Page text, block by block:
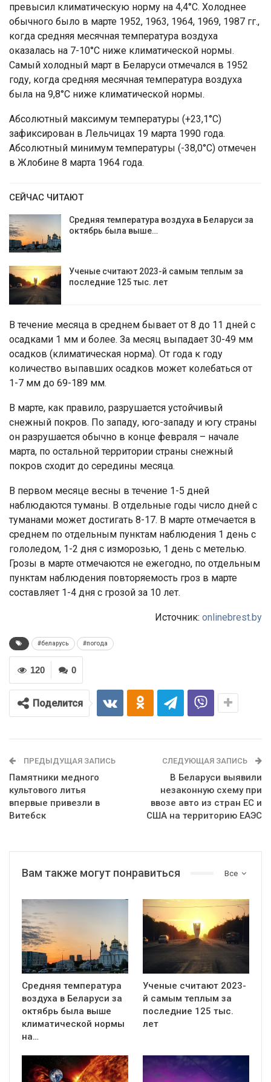
превысил климатическую норму на 4,4°С. Холоднее
обычного было в марте 1952, 1963, 1964, 1969, 1987 гг.,
когда средняя месячная температура воздуха
оказалась на 7-10°С ниже климатической нормы.
Самый холодный март в Беларуси отмечался в 1952
году, когда средняя месячная температура воздуха
была на 9,8°С ниже климатической нормы.
Абсолютный максимум температуры (+23,1°С)
зафиксирован в Лельчицах 19 марта 1990 года.
Абсолютный минимум температуры (-38,0°С) отмечен
в Жлобине 8 марта 1964 года.
СЕЙЧАС ЧИТАЮТ
Средняя температура воздуха в Беларуси за
октябрь была выше…
Ученые считают 2023-й самым теплым за
последние 125 тыс. лет
В течение месяца в среднем бывает от 8 до 11 дней с
осадками 1 мм и более. За месяц выпадает 30-49 мм
осадков (климатическая норма). От года к году
количество выпавших осадков может колебаться от
1-7 мм до 69-189 мм.
В марте, как правило, разрушается устойчивый
снежный покров. По западу, юго-западу и югу страны
он разрушается обычно в конце февраля – начале
марта, по остальной территории страны снежный
покров сходит до середины месяца.
В первом месяце весны в течение 1-5 дней
наблюдаются туманы. В отдельные годы число дней с
туманами может достигать 8-17. В марте отмечается в
среднем по отдельным пунктам наблюдения 1 день с
гололедом, 1-2 дня с изморозью, 1 день с метелью.
Грозы в марте отмечаются не ежегодно, по отдельным
пунктам наблюдения повторяемость гроз в марте
составляет 1-4 дня с грозой за 10 лет.
Источник: onlinebrest.by
#беларусь #погода
0
120
Поделится
ПРЕДЫДУЩАЯ ЗАПИСЬ
Памятники медного
культового литья
впервые привезли в
Витебск
СЛЕДУЮЩАЯ ЗАПИСЬ
В Беларуси выявили
незаконную схему при
ввозе авто из стран ЕС и
США на территорию ЕАЭС
Все
Вам также могут понравиться
Средняя температура
воздуха в Беларуси за
октябрь была выше
климатической нормы
на…
Ученые считают 2023-
й самым теплым за
последние 125 тыс.
лет